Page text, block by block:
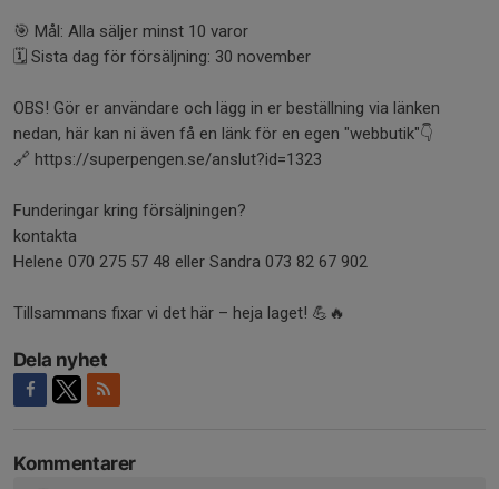
🎯 Mål: Alla säljer minst 10 varor
🗓 Sista dag för försäljning: 30 november
OBS! Gör er användare och lägg in er beställning via länken
nedan, här kan ni även få en länk för en egen "webbutik"👇
🔗 https://superpengen.se/anslut?id=1323
Funderingar kring försäljningen?
kontakta
Helene 070 275 57 48 eller Sandra 073 82 67 902
Tillsammans fixar vi det här – heja laget! 💪🔥
Dela nyhet
Kommentarer